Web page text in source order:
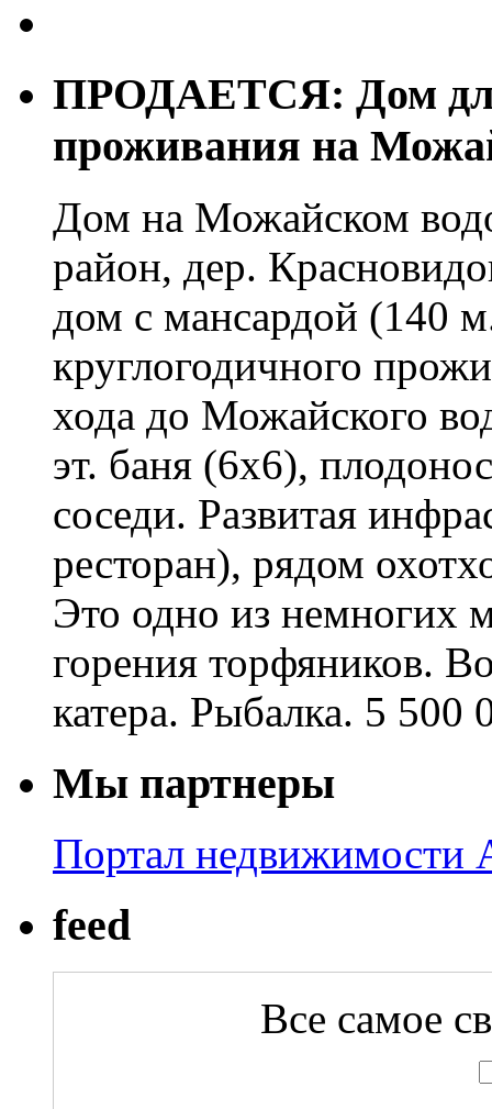
ПРОДАЕТСЯ: Дом для
проживания на
Дом на Можайском
район, дер.
дом с мансардой (140
круглогодичного
хода до Можайского
эт. баня (6х6),
соседи. Развитая
ресторан), рядом
Это одно из немногих
горения торфяников.
катера. Рыбалка. 5 500
Мы партнеры
Портал недвижимости
feed
Все самое